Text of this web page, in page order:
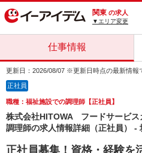
関東 の求人
▼エリア変更
仕事情報
更新日：2026/08/07 ※更新日時点の最新情報
正社員
職種：福祉施設での調理師【正社員】
株式会社HITOWA フードサービス
調理師の求人情報詳細（正社員） -
正社員募集！資格・経験を